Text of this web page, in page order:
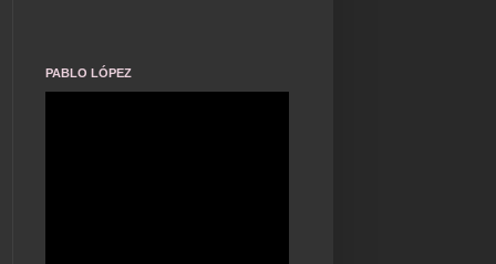
PABLO LÓPEZ